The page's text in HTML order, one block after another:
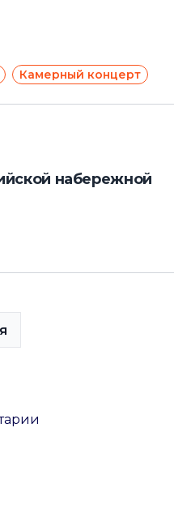
Камерный концерт
набережной